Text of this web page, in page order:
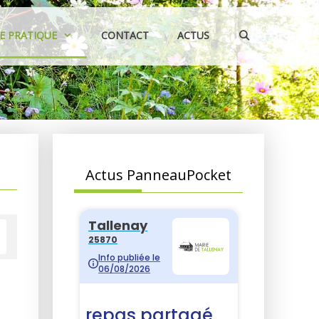
PRATIQUE CONTACT ACTUS
Actus PanneauPocket